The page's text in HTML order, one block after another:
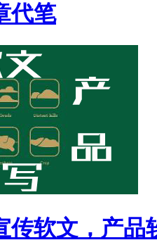
代笔
传软文，产品